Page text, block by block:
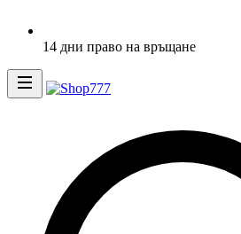
14 дни право на връщане